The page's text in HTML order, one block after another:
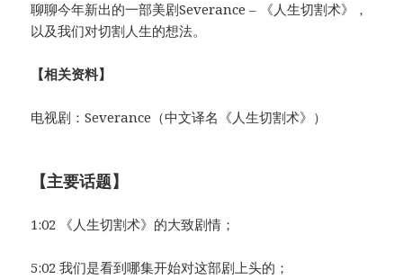
聊聊今年新出的一部美剧Severance – 《人生切割术》，
以及我们对切割人生的想法。
【相关资料】
电视剧：Severance（中文译名《人生切割术》）
【主要话题】
1:02 《人生切割术》的大致剧情；
5:02 我们是看到哪集开始对这部剧上头的；